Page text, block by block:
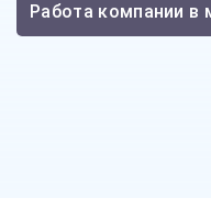
Работа компании в